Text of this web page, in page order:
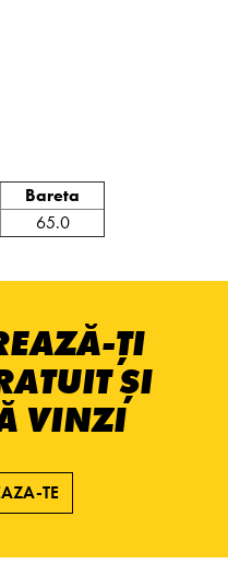
Bareta
65.0
ȚI
ȘI
VINZI
TE